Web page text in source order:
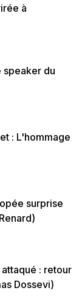
à
speaker du
: L'hommage
surprise
attaqué : retour
Dossevi)